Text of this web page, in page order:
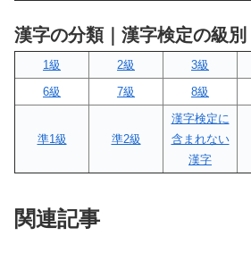
漢字の分類｜漢字検定の級別
1級 2級 3級
6級
7級 8級
準1級 準2級
漢字検定に
含まれない
漢字
関連記事